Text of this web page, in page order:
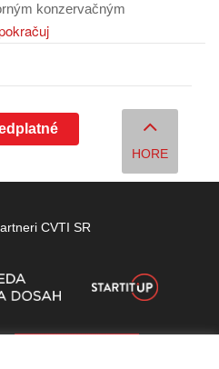
konzervačným
HORE
CVTI SR